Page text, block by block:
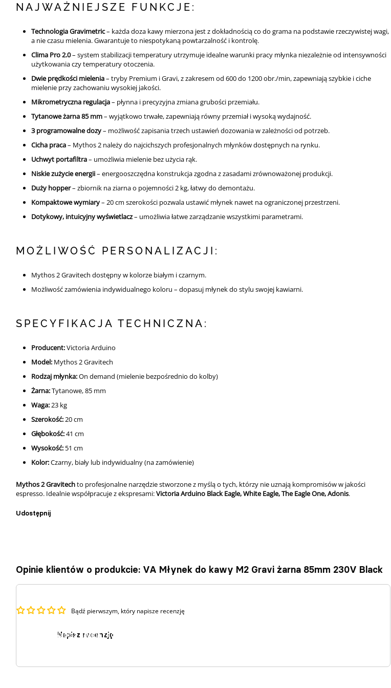
NAJWAŻNIEJSZE FUNKCJE:
Technologia Gravimetric– każda doza kawy mierzona jest z dokładnością co do grama na podstawie rzeczywistej wagi,
a nie czasu mielenia. Gwarantuje to niespotykaną powtarzalność i kontrolę.
Clima Pro 2.0– system stabilizacji temperatury utrzymuje idealne warunki pracy młynka niezależnie od intensywności
użytkowania czy temperatury otoczenia.
Dwie prędkości mielenia– tryby Premium i Gravi, z zakresem od 600 do 1200 obr./min, zapewniają szybkie i ciche
mielenie przy zachowaniu wysokiej jakości.
Mikrometryczna regulacja– płynna i precyzyjna zmiana grubości przemiału.
Tytanowe żarna 85 mm– wyjątkowo trwałe, zapewniają równy przemiał i wysoką wydajność.
3 programowalne dozy– możliwość zapisania trzech ustawień dozowania w zależności od potrzeb.
Cicha praca– Mythos 2 należy do najcichszych profesjonalnych młynków dostępnych na rynku.
Uchwyt portafiltra– umożliwia mielenie bez użycia rąk.
Niskie zużycie energii– energooszczędna konstrukcja zgodna z zasadami zrównoważonej produkcji.
Duży hopper– zbiornik na ziarna o pojemności 2 kg, łatwy do demontażu.
Kompaktowe wymiary– 20 cm szerokości pozwala ustawić młynek nawet na ograniczonej przestrzeni.
Dotykowy, intuicyjny wyświetlacz– umożliwia łatwe zarządzanie wszystkimi parametrami.
MOŻLIWOŚĆ PERSONALIZACJI:
Mythos 2 Gravitech dostępny w kolorze białym i czarnym.
Możliwość zamówienia indywidualnego koloru – dopasuj młynek do stylu swojej kawiarni.
SPECYFIKACJA TECHNICZNA:
Producent:Victoria Arduino
Model: Mythos 2 Gravitech
Rodzaj młynka:On demand (mielenie bezpośrednio do kolby)
Żarna:Tytanowe, 85 mm
Waga: 23 kg
Szerokość: 20 cm
Głębokość:41 cm
Wysokość: 51 cm
Kolor:Czarny, biały lub indywidualny (na zamówienie)
Mythos 2 Gravitechto profesjonalne narzędzie stworzone z myślą o tych, którzy nie uznają kompromisów w jakości
espresso. Idealnie współpracuje z ekspresami:Victoria Arduino Black Eagle, White Eagle, The Eagle One, Adonis.
Udostępnij
Opinie klientów o produkcie: VA Młynek do kawy M2 Gravi żarna 85mm 230V Black
Bądź pierwszym, który napisze recenzję
Napisz recenzję